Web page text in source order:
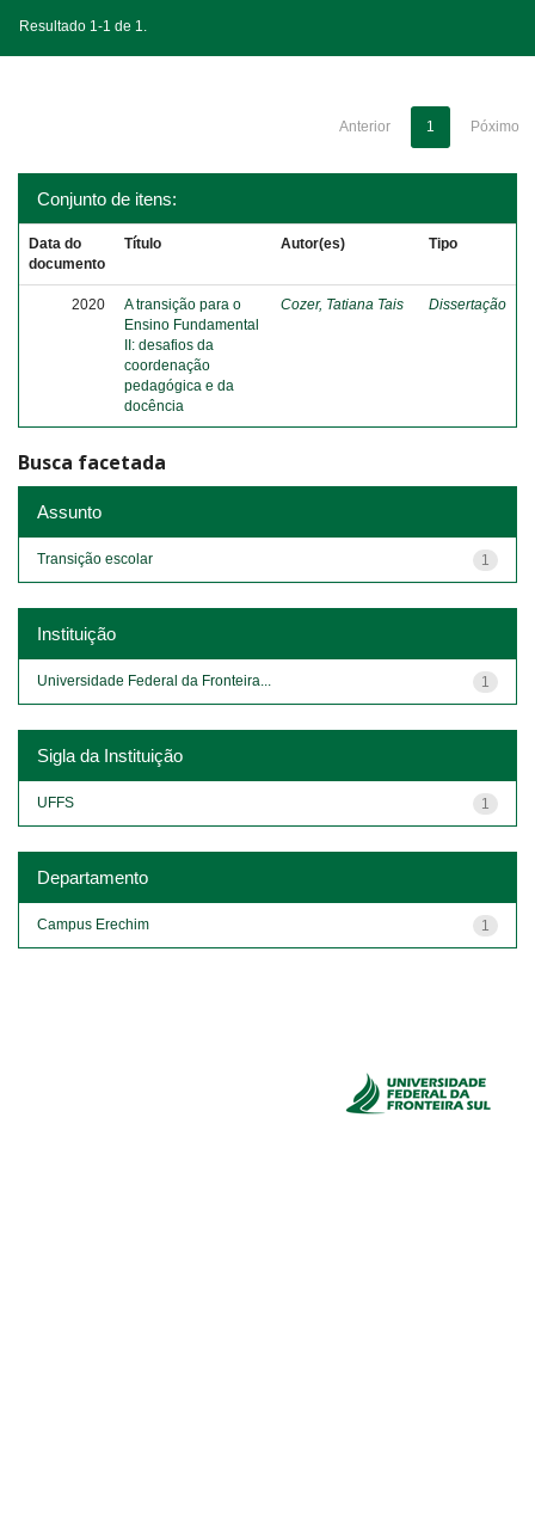
Resultado 1-1 de 1.
Anterior 1 Póximo
Conjunto de itens:
Data do
documento
Título Autor(es) Tipo
2020
A transição para o
Ensino Fundamental
II: desafios da
coordenação
pedagógica e da
docência
Cozer, Tatiana Tais Dissertação
Busca facetada
Assunto
1
Transição escolar
Instituição
1
Universidade Federal da Fronteira...
Sigla da Instituição
1
UFFS
Departamento
1
Campus Erechim